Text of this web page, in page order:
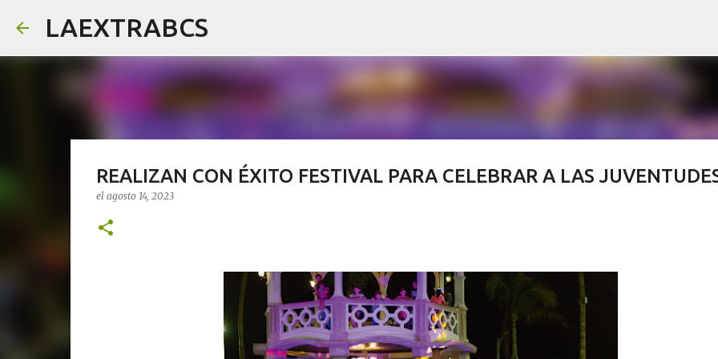
LAEXTRABCS
REALIZAN CON ÉXITO FESTIVAL PARA CELEBRAR A LAS
el agosto 14, 2023